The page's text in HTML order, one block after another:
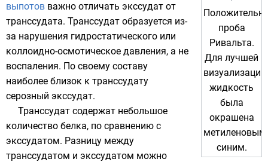
проба
Ривальта.
Для лучшей
визуализации
жидкость
была
окрашена
метиленовым
синим.
выпотов важно отличать экссудат от
транссудата. Транссудат образуется из-
за нарушения гидростатического или
коллоидно-осмотическое давления, а не
воспаления. По своему составу
наиболее близок к транссудату
серозный экссудат.
Транссудат содержат небольшое
количество белка, по сравнению с
экссудатом. Разницу между
транссудатом и экссудатом можно